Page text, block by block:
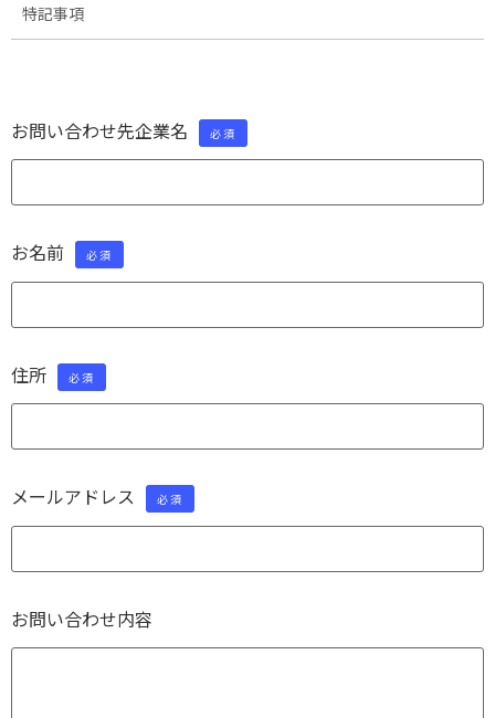
特記事項
お問い合わせ先企業名 必須
お名前 必須
住所 必須
メールアドレス 必須
お問い合わせ内容